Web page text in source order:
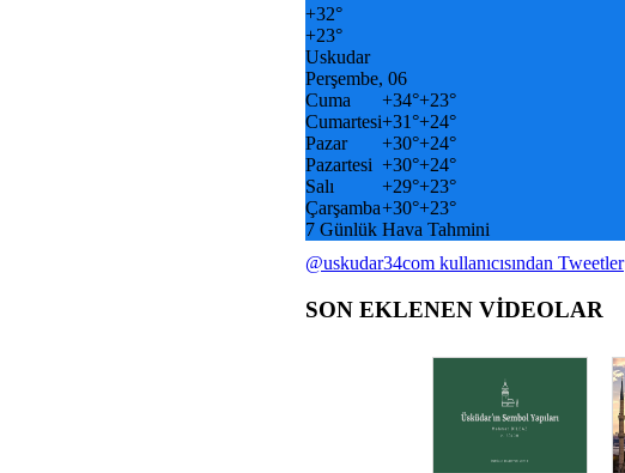
+32°
+23°
Uskudar
Perşembe, 06
Cuma
+34°+23°
Cumartesi+31°+24°
Pazar
+30°+24°
Pazartesi +30°+24°
Salı
+29°+23°
Çarşamba+30°+23°
7 Günlük Hava Tahmini
@uskudar34com kullanıcısından Tweetler
SON EKLENEN VİDEOLAR